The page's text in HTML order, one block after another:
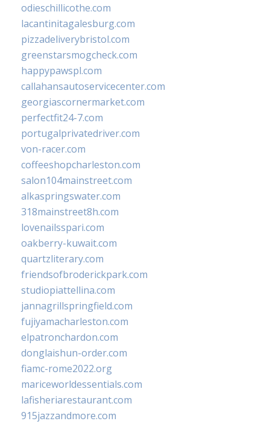
odieschillicothe.com
lacantinitagalesburg.com
pizzadeliverybristol.com
greenstarsmogcheck.com
happypawspl.com
callahansautoservicecenter.com
georgiascornermarket.com
perfectfit24-7.com
portugalprivatedriver.com
von-racer.com
coffeeshopcharleston.com
salon104mainstreet.com
alkaspringswater.com
318mainstreet8h.com
lovenailsspari.com
oakberry-kuwait.com
quartzliterary.com
friendsofbroderickpark.com
studiopiattellina.com
jannagrillspringfield.com
fujiyamacharleston.com
elpatronchardon.com
donglaishun-order.com
fiamc-rome2022.org
mariceworldessentials.com
lafisheriarestaurant.com
915jazzandmore.com